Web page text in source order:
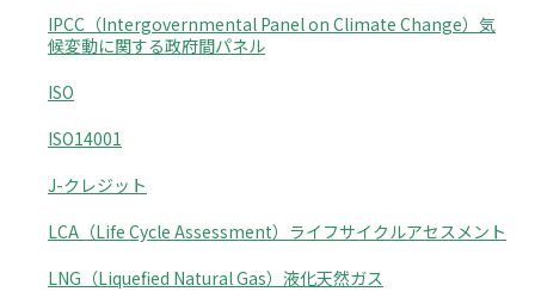
IPCC（Intergovernmental Panel on Climate Change）気
候変動に関する政府間パネル
ISO
ISO14001
J-クレジット
LCA（Life Cycle Assessment）ライフサイクルアセスメント
LNG（Liquefied Natural Gas）液化天然ガス